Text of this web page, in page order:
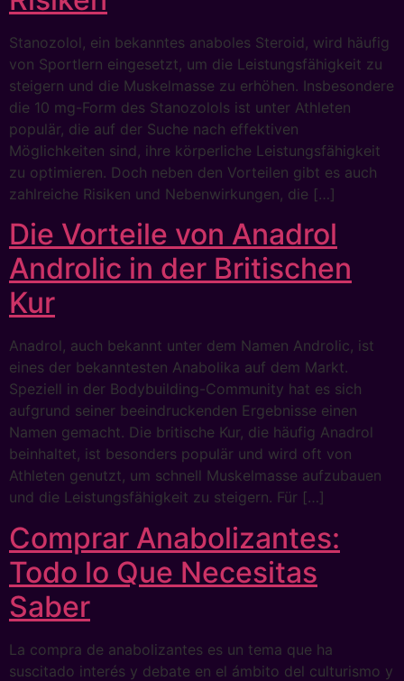
Stanozolol, ein bekanntes anaboles Steroid, wird häufig
von Sportlern eingesetzt, um die Leistungsfähigkeit zu
steigern und die Muskelmasse zu erhöhen. Insbesondere
die 10 mg-Form des Stanozolols ist unter Athleten
populär, die auf der Suche nach effektiven
Möglichkeiten sind, ihre körperliche Leistungsfähigkeit
zu optimieren. Doch neben den Vorteilen gibt es auch
zahlreiche Risiken und Nebenwirkungen, die […]
Die Vorteile von Anadrol
Androlic in der Britischen
Kur
Anadrol, auch bekannt unter dem Namen Androlic, ist
eines der bekanntesten Anabolika auf dem Markt.
Speziell in der Bodybuilding-Community hat es sich
aufgrund seiner beeindruckenden Ergebnisse einen
Namen gemacht. Die britische Kur, die häufig Anadrol
beinhaltet, ist besonders populär und wird oft von
Athleten genutzt, um schnell Muskelmasse aufzubauen
und die Leistungsfähigkeit zu steigern. Für […]
Comprar Anabolizantes:
Todo lo Que Necesitas
Saber
La compra de anabolizantes es un tema que ha
suscitado interés y debate en el ámbito del culturismo y